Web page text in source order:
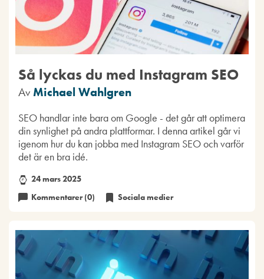
Så lyckas du med Instagram SEO
Av Michael Wahlgren
SEO handlar inte bara om Google - det går att optimera
din synlighet på andra plattformar. I denna artikel går vi
igenom hur du kan jobba med Instagram SEO och varför
det är en bra idé.
24 mars 2025
Kommentarer (0)
Sociala medier